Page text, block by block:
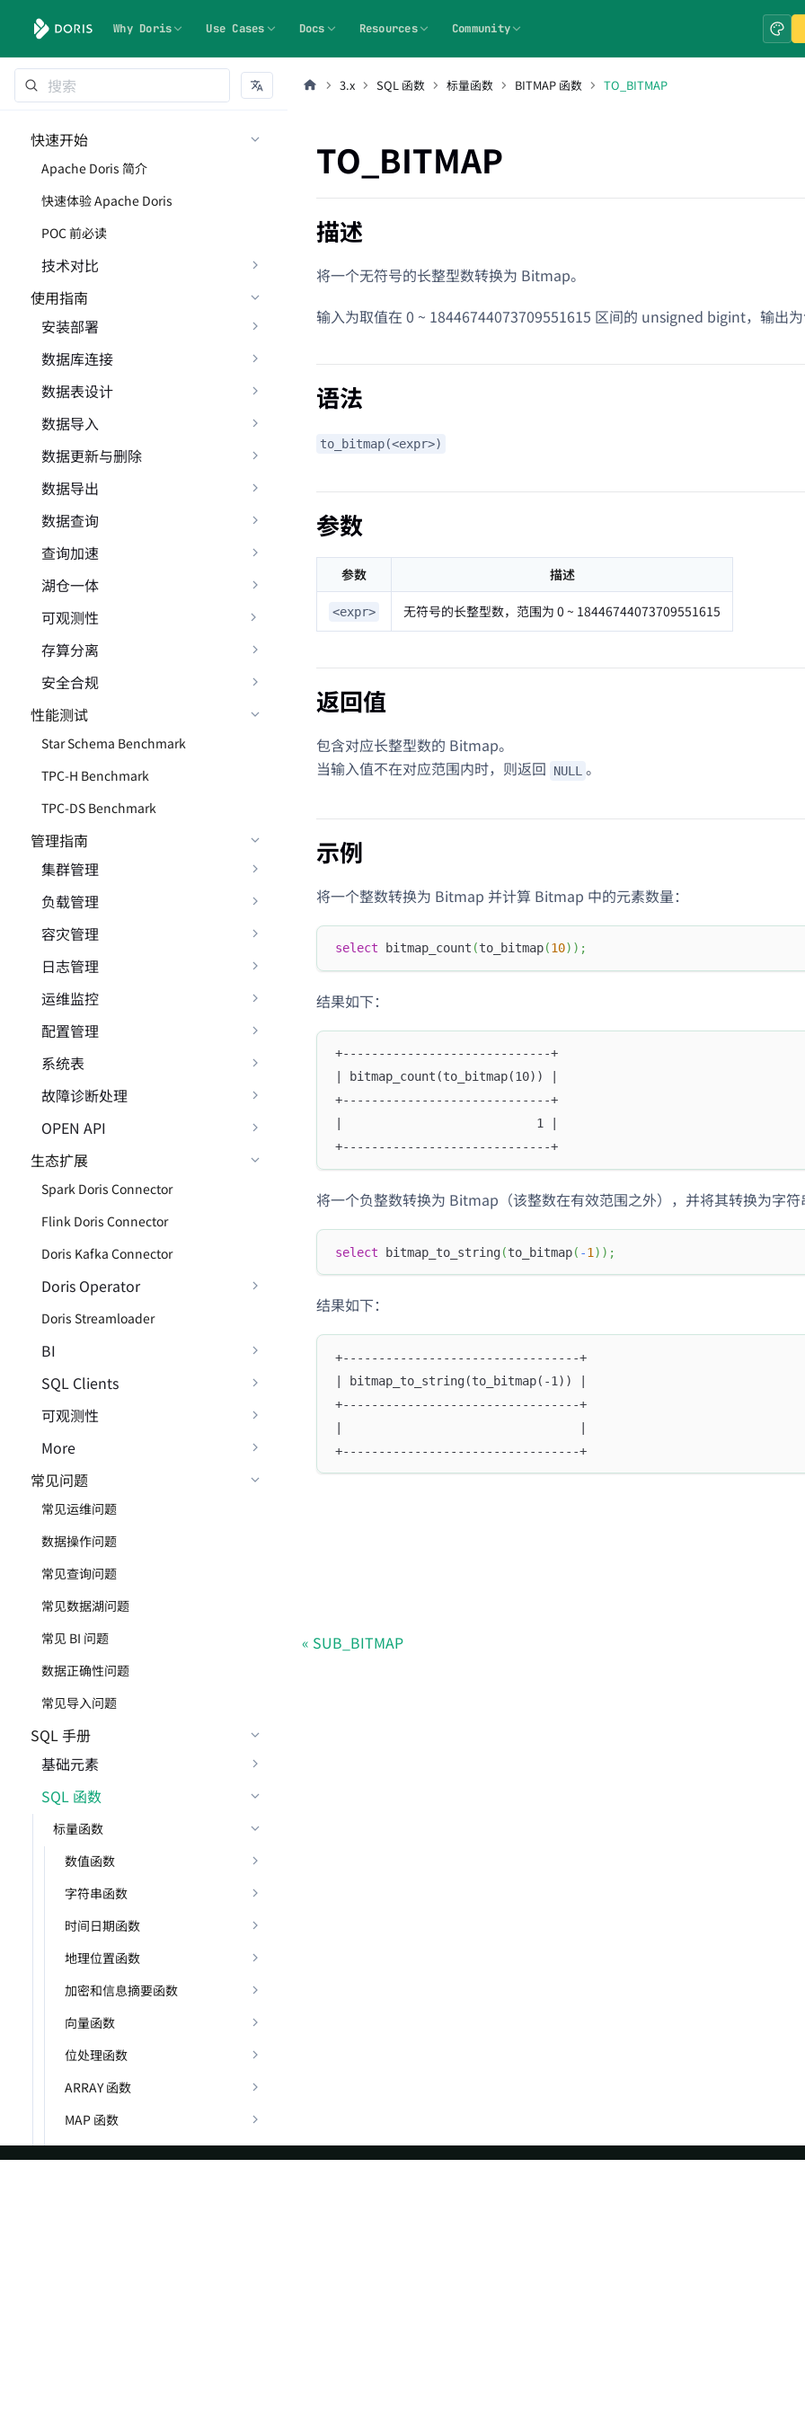
Why Doris Use Cases Docs Resources Community
快速开始
Apache Doris 简介
快速体验 Apache Doris
POC 前必读
技术对比
使用指南
安装部署
数据库连接
数据表设计
数据导入
数据更新与删除
数据导出
数据查询
查询加速
湖仓一体
可观测性
存算分离
安全合规
性能测试
Star Schema Benchmark
TPC-H Benchmark
TPC-DS Benchmark
管理指南
集群管理
负载管理
容灾管理
日志管理
运维监控
配置管理
系统表
故障诊断处理
OPEN API
生态扩展
Spark Doris Connector
Flink Doris Connector
Doris Kafka Connector
Doris Operator
Doris Streamloader
BI
SQL Clients
可观测性
More
常见问题
常见运维问题
数据操作问题
常见查询问题
常见数据湖问题
常见 BI 问题
数据正确性问题
常见导入问题
SQL 手册
基础元素
SQL 函数
标量函数
数值函数
字符串函数
时间日期函数
地理位置函数
加密和信息摘要函数
向量函数
位处理函数
ARRAY 函数
MAP 函数
3.x SQL 函数 标量函数 BITMAP 函数 TO_BITMAP
TO_BITMAP
描述
将一个无符号的长整型数转换为 Bitmap。
输入为取值在 0 ~ 18446744073709551615 区间的 unsigned bigint，输出
语法
to_bitmap(<expr>)
参数
参数 描述
<expr> 无符号的长整型数，范围为 0 ~ 18446744073709551615
返回值
包含对应长整型数的 Bitmap。
当输入值不在对应范围内时，则返回
NULL 。
示例
将一个整数转换为 Bitmap 并计算 Bitmap 中的元素数量：
select bitmap_count (to_bitmap(10) ) ;
结果如下：
+-----------------------------+
| bitmap_count(to_bitmap(10)) |
+-----------------------------+
|                           1 |
+-----------------------------+
将一个负整数转换为 Bitmap（该整数在有效范围之外），并将其转换为字符
select bitmap_to_string(to_bitmap( -1 ) ) ;
结果如下：
+---------------------------------+
| bitmap_to_string(to_bitmap(-1)) |
+---------------------------------+
+---------------------------------+
SUB_BITMAP